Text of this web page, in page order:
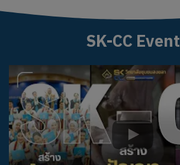
SK-CC Event